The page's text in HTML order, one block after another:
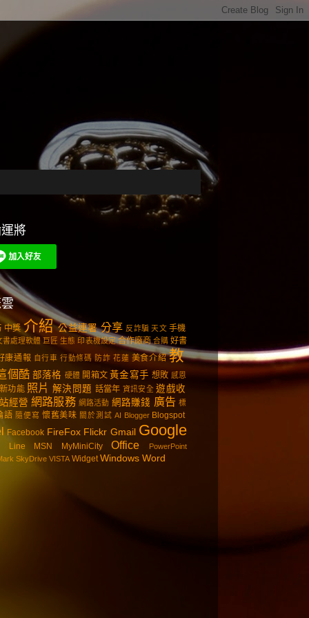
將
中獎 介紹 公益連署 分享 反詐騙 天文 手機
書處理軟體 巨匠 生態 印表機設定 合作廠商 合購 好書
康通報 自行車 行動條碼 防詐 花蓮 美食介紹 教
個酷 部落格 硬體 開箱文 黃金寫手 想敗 感恩
功能 照片 解決問題 話當年 資訊安全 遊戲收
經營 網路服務 網路活動 網路賺錢 廣告 標
語 隨便寫 懷舊美味 關於測試 AI Blogger Blogspot
Facebook FireFox Flickr Gmail Google
Line MSN MyMiniCity Office
PowerPoint
SkyDrive VISTA Widget Windows Word